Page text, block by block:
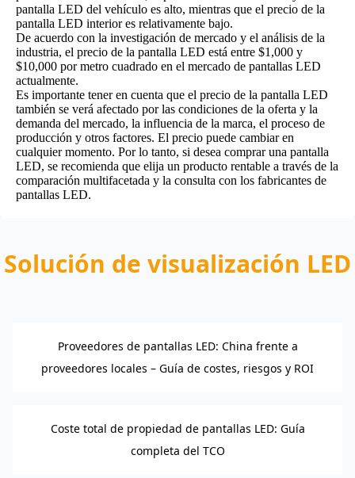
pantalla LED del vehículo es alto, mientras que el precio de la
pantalla LED interior es relativamente bajo.
De acuerdo con la investigación de mercado y el análisis de la
industria, el precio de la pantalla LED está entre $1,000 y
$10,000 por metro cuadrado en el mercado de pantallas LED
actualmente.
Es importante tener en cuenta que el precio de la pantalla LED
también se verá afectado por las condiciones de la oferta y la
demanda del mercado, la influencia de la marca, el proceso de
producción y otros factores. El precio puede cambiar en
cualquier momento. Por lo tanto, si desea comprar una pantalla
LED, se recomienda que elija un producto rentable a través de la
comparación multifacetada y la consulta con los fabricantes de
pantallas LED.
Solución de visualización LED
Proveedores de pantallas LED: China frente a
proveedores locales – Guía de costes, riesgos y ROI
Coste total de propiedad de pantallas LED: Guía
completa del TCO